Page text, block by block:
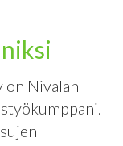
on Nivalan